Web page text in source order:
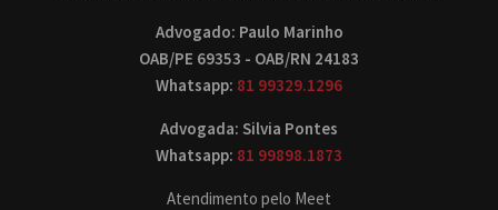
Advogado: Paulo Marinho
OAB/PE 69353 - OAB/RN 24183
Whatsapp: 81 99329.1296
Advogada: Silvia Pontes
Whatsapp: 81 99898.1873
Atendimento pelo Meet